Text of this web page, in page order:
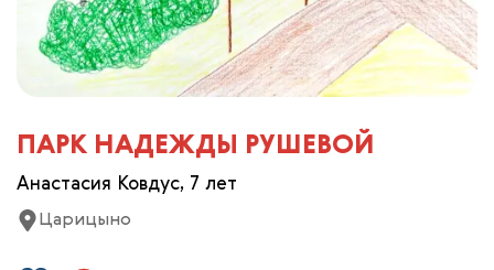
ПАРК НАДЕЖДЫ РУШЕВОЙ
Анастасия Ковдус, 7 лет
Царицыно